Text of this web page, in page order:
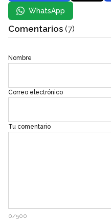
WhatsApp
Comentarios (7)
Nombre
Correo electrónico
Tu comentario
0/500